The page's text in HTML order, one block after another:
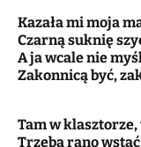
Kazała mi moja
Czarną suknię
A ja wcale nie
Zakonnicą być,
Tam w
Trzeba rano